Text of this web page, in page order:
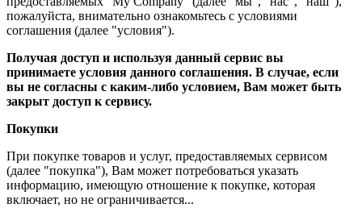
пожалуйста, внимательно ознакомьтесь с условиями
соглашения (далее "условия").
Получая доступ и используя данный сервис вы
принимаете условия данного соглашения. В случае, если
вы не согласны с каким-либо условием, Вам может быть
закрыт доступ к сервису.
Покупки
При покупке товаров и услуг, предоставляемых сервисом
(далее "покупка"), Вам может потребоваться указать
информацию, имеющую отношение к покупке, которая
включает, но не ограничивается...